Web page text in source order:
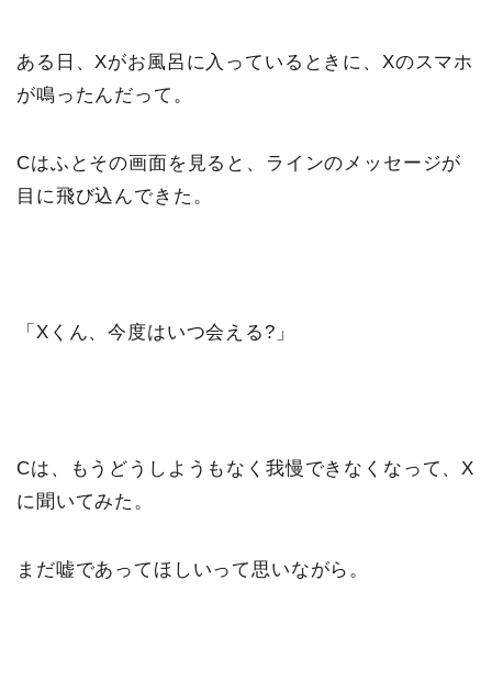
ある日、Xがお風呂に入っているときに、Xのスマホ
が鳴ったんだって。
Cはふとその画面を見ると、ラインのメッセージが
目に飛び込んできた。
「Xくん、今度はいつ会える?」
Cは、もうどうしようもなく我慢できなくなって、X
に聞いてみた。
まだ嘘であってほしいって思いながら。